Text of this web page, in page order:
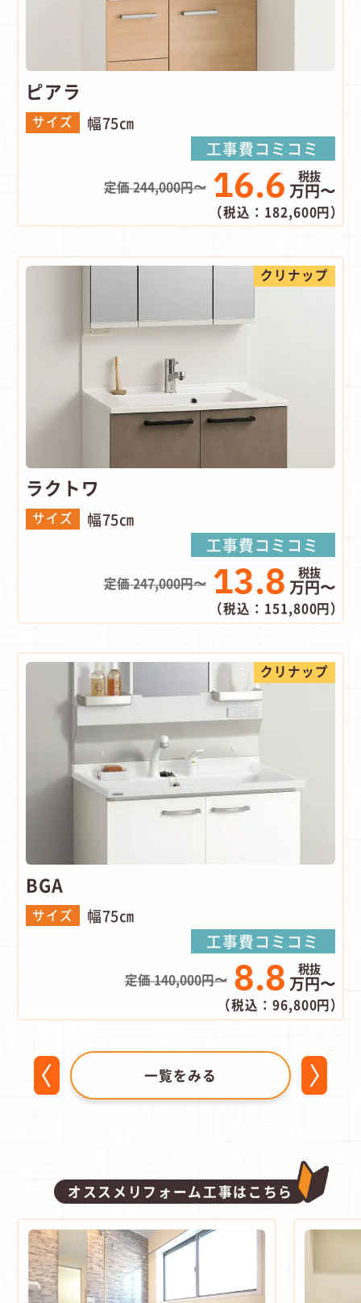
ピアラ
サイズ 幅75㎝
工事費コミコミ
定価 244,000円〜 16.6 万円〜
（税込：182,600円）
クリナップ
ラクトワ
サイズ 幅75㎝
工事費コミコミ
定価 247,000円〜 13.8 万円〜
（税込：151,800円）
クリナップ
BGA
サイズ 幅75㎝
工事費コミコミ
定価 140,000円〜 8.8 万円〜
（税込：96,800円）
一覧をみる
オススメリフォーム工事はこちら